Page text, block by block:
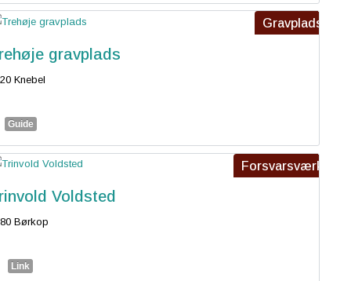
Gravplads
gravplads
Knebel
Guide
Forsvarsværk
Voldsted
Børkop
Link